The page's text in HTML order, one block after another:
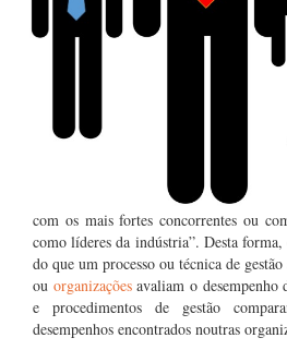
com os mais fortes concorrentes ou
como líderes da indústria”. Desta
do que um processo ou técnica de
ou organizaçõesavaliam o desempenho
e procedimentos de gestão
desempenhos encontrados noutras